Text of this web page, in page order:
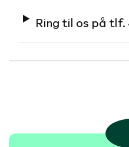
Ring til os på tlf.